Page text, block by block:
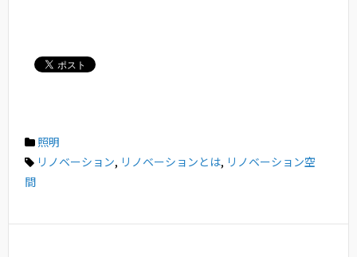
照明
リノベーション, リノベーションとは, リノベーション空
間